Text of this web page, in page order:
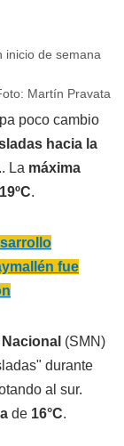
inicio de semana
Martín Pravata
poco cambio
hacia la
La máxima
19ºC.
fue
(SMN)
durante
al sur.
de 16°C.